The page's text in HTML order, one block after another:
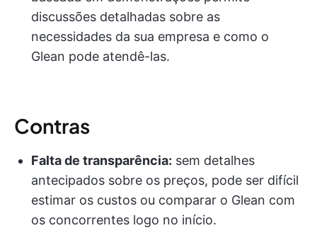
discussões detalhadas sobre as
necessidades da sua empresa e como o
Glean pode atendê-las.
Contras
Falta de transparência: sem detalhes
antecipados sobre os preços, pode ser difícil
estimar os custos ou comparar o Glean com
os concorrentes logo no início.